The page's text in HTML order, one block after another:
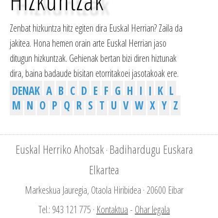
Zenbat hizkuntza hitz egiten dira Euskal Herrian? Zaila da
jakitea. Hona hemen orain arte Euskal Herrian jaso
ditugun hizkuntzak. Gehienak bertan bizi diren hiztunak
dira, baina badaude bisitan etorritakoei jasotakoak ere.
DENAK A B C D E F G H I J K L
M N O P Q R S T U V W X Y Z
Euskal Herriko Ahotsak · Badihardugu Euskara
Elkartea
Markeskua Jauregia, Otaola Hiribidea · 20600 Eibar
Tel.: 943 121 775 · Kontaktua - Ohar legala